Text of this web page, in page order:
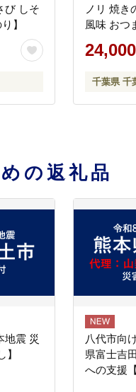
び しそ
】
ノリ 焼き
風味 おつ
せ セッ
葉市 千葉
千葉県 千
の返礼品
地震 災
八代市向
県富士吉
への支援